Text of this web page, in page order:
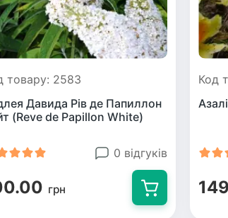
товару: 2583
Давида Рів де Папиллон
(Reve de Papillon White)
0 відгуків
грн
Код